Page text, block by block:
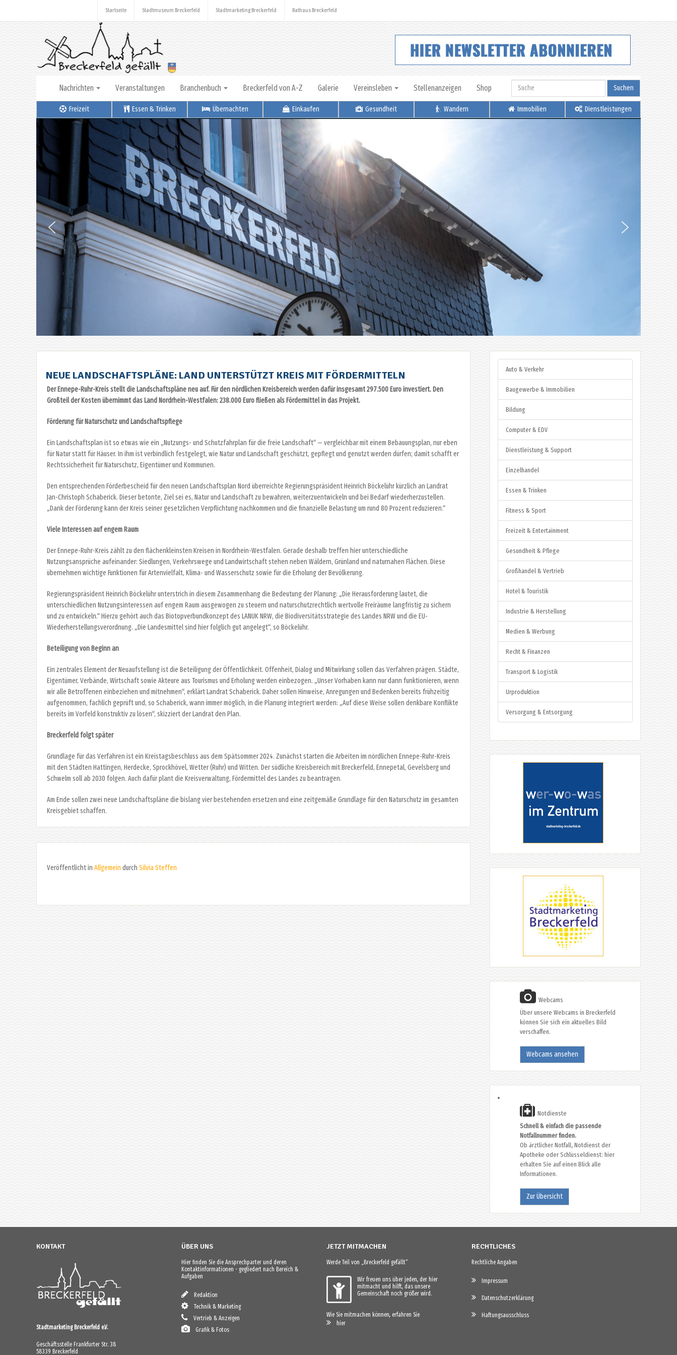
Startseite Stadtmuseum Breckerfeld Stadtmarketing Breckerfeld Rathaus Breckerfeld
Nachrichten Veranstaltungen Branchenbuch Breckerfeld von A-Z Galerie Vereinsleben Stellenanzeigen Shop Suchen
Freizeit Essen & Trinken Übernachten Einkaufen Gesundheit Wandern Immobilien Dienstleistungen
NEUE LANDSCHAFTSPLÄNE: LAND UNTERSTÜTZT KREIS MIT FÖRDERMITTELN
Der Ennepe-Ruhr-Kreis stellt die Landschaftspläne neu auf. Für den nördlichen Kreisbereich werden dafür insgesamt 297.500 Euro investiert. Den
Großteil der Kosten übernimmt das Land Nordrhein-Westfalen: 238.000 Euro fließen als Fördermittel in das Projekt.
Förderung für Naturschutz und Landschaftspflege
Ein Landschaftsplan ist so etwas wie ein „Nutzungs- und Schutzfahrplan für die freie Landschaft“ — vergleichbar mit einem Bebauungsplan, nur eben
für Natur statt für Häuser. In ihm ist verbindlich festgelegt, wie Natur und Landschaft geschützt, gepflegt und genutzt werden dürfen; damit schafft er
Rechtssicherheit für Naturschutz, Eigentümer und Kommunen.
Den entsprechenden Förderbescheid für den neuen Landschaftsplan Nord überreichte Regierungspräsident Heinrich Böckelühr kürzlich an Landrat
Jan-Christoph Schaberick. Dieser betonte, Ziel sei es, Natur und Landschaft zu bewahren, weiterzuentwickeln und bei Bedarf wiederherzustellen.
„Dank der Förderung kann der Kreis seiner gesetzlichen Verpflichtung nachkommen und die finanzielle Belastung um rund 80 Prozent reduzieren.“
Viele Interessen auf engem Raum
Der Ennepe-Ruhr-Kreis zählt zu den flächenkleinsten Kreisen in Nordrhein-Westfalen. Gerade deshalb treffen hier unterschiedliche
Nutzungsansprüche aufeinander: Siedlungen, Verkehrswege und Landwirtschaft stehen neben Wäldern, Grünland und naturnahen Flächen. Diese
übernehmen wichtige Funktionen für Artenvielfalt, Klima- und Wasserschutz sowie für die Erholung der Bevölkerung.
Regierungspräsident Heinrich Böckelühr unterstrich in diesem Zusammenhang die Bedeutung der Planung: „Die Herausforderung lautet, die
unterschiedlichen Nutzungsinteressen auf engem Raum ausgewogen zu steuern und naturschutzrechtlich wertvolle Freiräume langfristig zu sichern
und zu entwickeln.“ Hierzu gehört auch das Biotopverbundkonzept des LANUK NRW, die Biodiversitätsstrategie des Landes NRW und die EU-
Wiederherstellungsverordnung. „Die Landesmittel sind hier folglich gut angelegt“, so Böckelühr.
Beteiligung von Beginn an
Ein zentrales Element der Neuaufstellung ist die Beteiligung der Öffentlichkeit. Offenheit, Dialog und Mitwirkung sollen das Verfahren prägen. Städte,
Eigentümer, Verbände, Wirtschaft sowie Akteure aus Tourismus und Erholung werden einbezogen. „Unser Vorhaben kann nur dann funktionieren, wenn
wir alle Betroffenen einbeziehen und mitnehmen“, erklärt Landrat Schaberick. Daher sollen Hinweise, Anregungen und Bedenken bereits frühzeitig
aufgenommen, fachlich geprüft und, so Schaberick, wann immer möglich, in die Planung integriert werden: „Auf diese Weise sollen denkbare Konflikte
bereits im Vorfeld konstruktiv zu lösen“, skizziert der Landrat den Plan.
Breckerfeld folgt später
Grundlage für das Verfahren ist ein Kreistagsbeschluss aus dem Spätsommer 2024. Zunächst starten die Arbeiten im nördlichen Ennepe-Ruhr-Kreis
mit den Städten Hattingen, Herdecke, Sprockhövel, Wetter (Ruhr) und Witten. Der südliche Kreisbereich mit Breckerfeld, Ennepetal, Gevelsberg und
Schwelm soll ab 2030 folgen. Auch dafür plant die Kreisverwaltung, Fördermittel des Landes zu beantragen.
Am Ende sollen zwei neue Landschaftspläne die bislang vier bestehenden ersetzen und eine zeitgemäße Grundlage für den Naturschutz im gesamten
Kreisgebiet schaffen.
Veröffentlicht in Allgemein durch Silvia Steffen
Auto & Verkehr
Baugewerbe & Immobilien
Bildung
Computer & EDV
Dienstleistung & Support
Einzelhandel
Essen & Trinken
Fitness & Sport
Freizeit & Entertainment
Gesundheit & Pflege
Großhandel & Vertrieb
Hotel & Touristik
Industrie & Herstellung
Medien & Werbung
Recht & Finanzen
Transport & Logistik
Urproduktion
Versorgung & Entsorgung
Webcams
Über unsere Webcams in Breckerfeld
können Sie sich ein aktuelles Bild
verschaffen.
Webcams ansehen
Notdienste
Schnell & einfach die passende
Notfallnummer finden.
Ob ärztlicher Notfall, Notdienst der
Apotheke oder Schlüsseldienst: hier
erhalten Sie auf einen Blick alle
Informationen.
Zur Übersicht
KONTAKT
Stadtmarketing Breckerfeld e.V.
Geschäftsstelle Frankfurter Str. 38
58339 Breckerfeld
ÜBER UNS
Hier finden Sie die Ansprechparter und deren
Kontaktinformationen - gegliedert nach Bereich &
Aufgaben
Redaktion
Technik & Marketing
Vertrieb & Anzeigen
Grafik & Fotos
JETZT MITMACHEN
Werde Teil von „Breckerfeld gefällt“
Wir freuen uns über jeden, der hier
mitmacht und hilft, das unsere
Gemeinschaft noch größer wird.
Wie Sie mitmachen können, erfahren Sie
hier
RECHTLICHES
Rechtliche Angaben
Impressum
Datenschutzerklärung
Haftungsausschluss